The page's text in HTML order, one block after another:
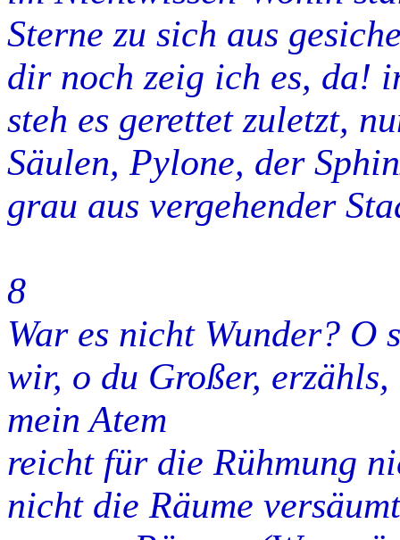
Sterne zu sich aus
dir noch zeig ich es, da!
steh es gerettet zuletzt,
Säulen, Pylone, der
grau aus vergehender
8
War es nicht Wunder? O
wir, o du Großer,
mein Atem
reicht für die Rühmung
nicht die Räume